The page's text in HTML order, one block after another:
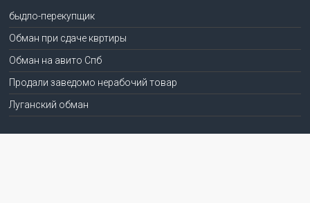
быдло-перекупщик
Обман при сдаче квртиры
Обман на авито Спб
Продали заведомо нерабочий товар
Луганский обман